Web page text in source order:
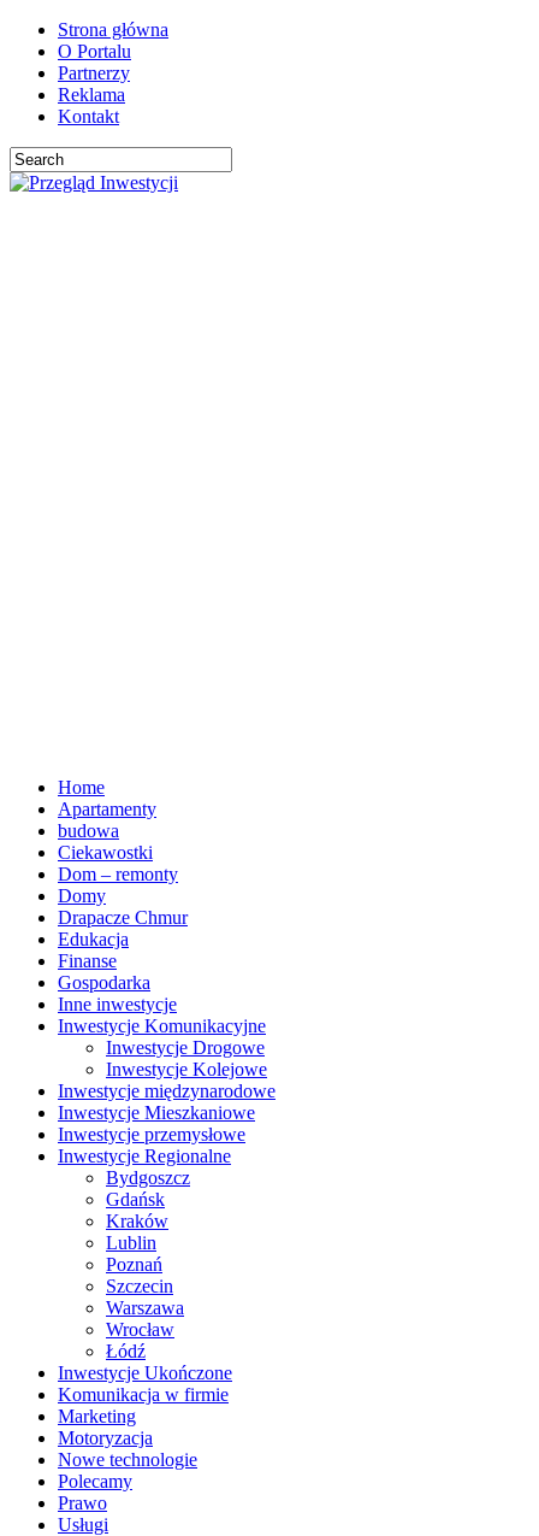
Strona główna
O Portalu
Partnerzy
Reklama
Kontakt
Home
Apartamenty
budowa
Ciekawostki
Dom – remonty
Domy
Drapacze Chmur
Edukacja
Finanse
Gospodarka
Inne inwestycje
Inwestycje Komunikacyjne
Inwestycje Drogowe
Inwestycje Kolejowe
Inwestycje międzynarodowe
Inwestycje Mieszkaniowe
Inwestycje przemysłowe
Inwestycje Regionalne
Bydgoszcz
Gdańsk
Kraków
Lublin
Poznań
Szczecin
Warszawa
Wrocław
Łódź
Inwestycje Ukończone
Komunikacja w firmie
Marketing
Motoryzacja
Nowe technologie
Polecamy
Prawo
Usługi